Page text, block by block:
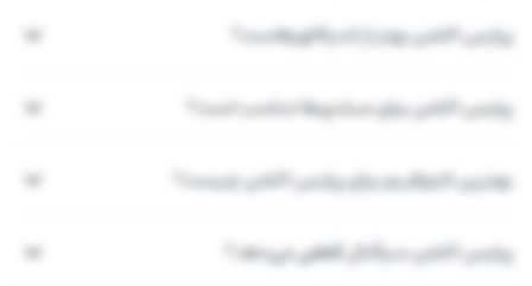
پرایس اکشن بهتر از اندیکاتورهاست؟
پرایس اکشن برای مبتدی‌ها مناسب است؟
بهترین تایم‌فریم برای پرایس اکشن چیست؟
پرایس اکشن سیگنال قطعی می‌دهد؟